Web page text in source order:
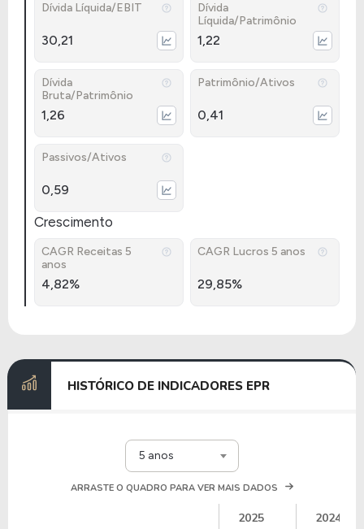
Dívida Líquida/EBIT
30,21
Dívida
Líquida/Patrimônio
1,22
Dívida
Bruta/Patrimônio
1,26
Patrimônio/Ativos
0,41
Passivos/Ativos
0,59
Crescimento
CAGR Receitas 5
anos
4,82%
CAGR Lucros 5 anos
29,85%
HISTÓRICO DE INDICADORES EPR
5 anos
ARRASTE O QUADRO PARA VER MAIS DADOS
2025 2024